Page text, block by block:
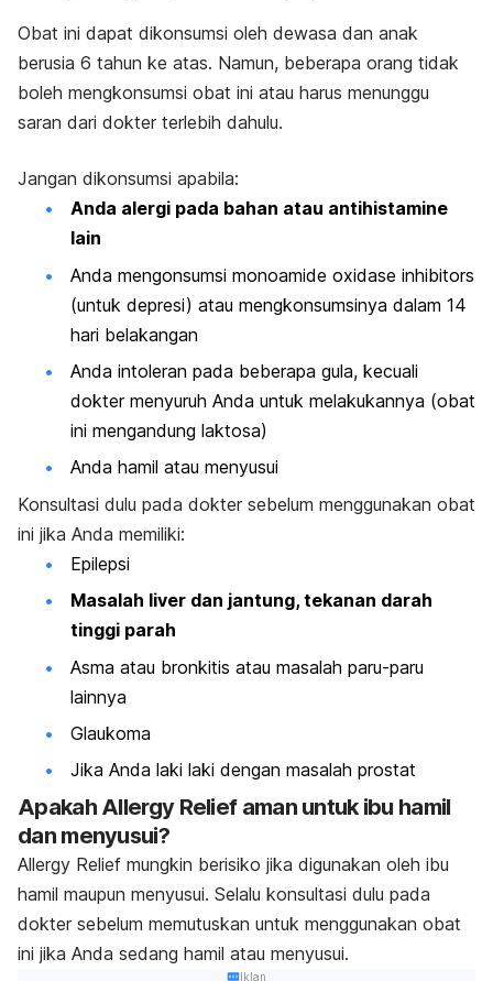
Obat ini dapat dikonsumsi oleh dewasa dan anak
berusia 6 tahun ke atas. Namun, beberapa orang tidak
boleh mengkonsumsi obat ini atau harus menunggu
saran dari dokter terlebih dahulu.
Jangan dikonsumsi apabila:
Anda alergi pada bahan atau antihistamine
lain
Anda mengonsumsi monoamide oxidase inhibitors
(untuk depresi) atau mengkonsumsinya dalam 14
hari belakangan
Anda intoleran pada beberapa gula, kecuali
dokter menyuruh Anda untuk melakukannya (obat
ini mengandung laktosa)
Anda hamil atau menyusui
Konsultasi dulu pada dokter sebelum menggunakan obat
ini jika Anda memiliki:
Epilepsi
Masalah liver dan jantung, tekanan darah
tinggi parah
Asma atau bronkitis atau masalah paru-paru
lainnya
Glaukoma
Jika Anda laki laki dengan masalah prostat
Apakah Allergy Relief aman untuk ibu hamil
dan menyusui?
Allergy Relief mungkin berisiko jika digunakan oleh ibu
hamil maupun menyusui. Selalu konsultasi dulu pada
dokter sebelum memutuskan untuk menggunakan obat
ini jika Anda sedang hamil atau menyusui.
Iklan